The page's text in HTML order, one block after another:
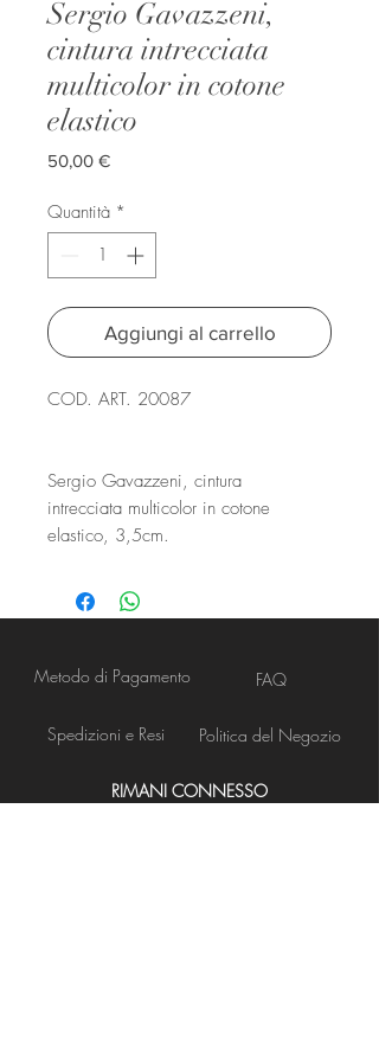
Sergio Gavazzeni,
cintura intrecciata
multicolor in cotone
elastico
50,00 €Prezzo
Quantità *
Aggiungi al carrello
COD. ART. 20087
Sergio Gavazzeni, cintura
intrecciata multicolor in cotone
elastico, 3,5cm.
Metodo di Pagamento
Spedizioni e Resi
FAQ
Politica del Negozio
RIMANI CONNESSO